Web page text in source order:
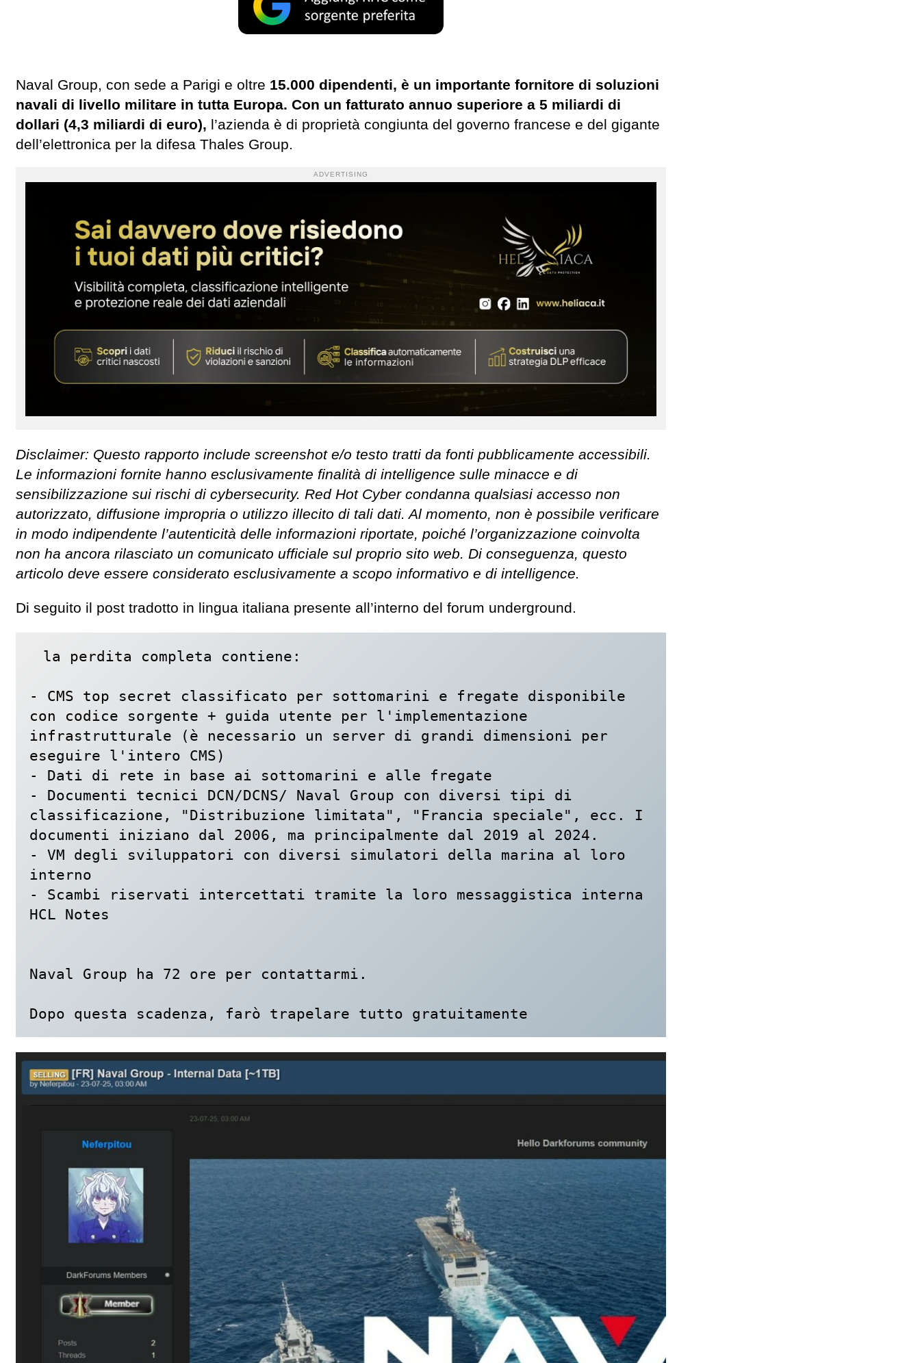
Naval Group, con sede a Parigi e oltre 15.000 dipendenti, è un importante fornitore di soluzioni
navali di livello militare in tutta Europa. Con un fatturato annuo superiore a 5 miliardi di
dollari (4,3 miliardi di euro), l’azienda è di proprietà congiunta del governo francese e del gigante
dell’elettronica per la difesa Thales Group.
ADVERTISING
Disclaimer: Questo rapporto include screenshot e/o testo tratti da fonti pubblicamente accessibili.
Le informazioni fornite hanno esclusivamente finalità di intelligence sulle minacce e di
sensibilizzazione sui rischi di cybersecurity. Red Hot Cyber condanna qualsiasi accesso non
autorizzato, diffusione impropria o utilizzo illecito di tali dati. Al momento, non è possibile verificare
in modo indipendente l’autenticità delle informazioni riportate, poiché l’organizzazione coinvolta
non ha ancora rilasciato un comunicato ufficiale sul proprio sito web. Di conseguenza, questo
articolo deve essere considerato esclusivamente a scopo informativo e di intelligence.
Di seguito il post tradotto in lingua italiana presente all’interno del forum underground.
la perdita completa contiene:
- CMS top secret classificato per sottomarini e fregate disponibile
con codice sorgente + guida utente per l'implementazione
infrastrutturale (è necessario un server di grandi dimensioni per
eseguire l'intero CMS)
- Dati di rete in base ai sottomarini e alle fregate
- Documenti tecnici DCN/DCNS/ Naval Group con diversi tipi di
classificazione, "Distribuzione limitata", "Francia speciale", ecc. I
documenti iniziano dal 2006, ma principalmente dal 2019 al 2024.
- VM degli sviluppatori con diversi simulatori della marina al loro
interno
- Scambi riservati intercettati tramite la loro messaggistica interna
HCL Notes
Naval Group ha 72 ore per contattarmi.
Dopo questa scadenza, farò trapelare tutto gratuitamente